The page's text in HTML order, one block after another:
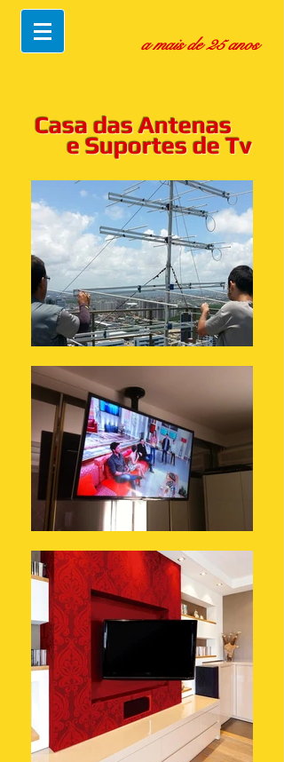
a mais de 25 anos
Casa das Antenas
e Suportes de Tv